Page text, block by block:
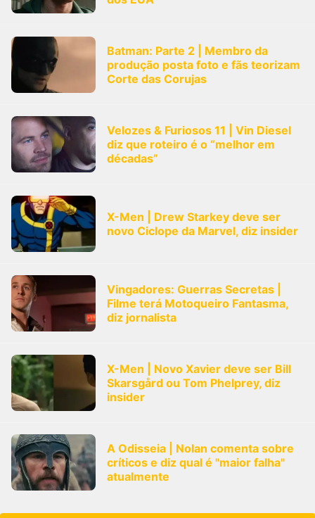
Batman: Parte 2 | Membro da
produção posta foto e fãs teorizam
Corte das Corujas
Velozes & Furiosos 11 | Vin Diesel
diz que roteiro é o “melhor em
décadas”
X-Men | Drew Starkey deve ser
novo Ciclope da Marvel, diz insider
Vingadores: Guerras Secretas |
Filme terá Motoqueiro Fantasma,
diz jornalista
X-Men | Novo Xavier deve ser Bill
Skarsgård ou Tom Phelprey, diz
insider
A Odisseia | Nolan comenta sobre
críticos e diz qual é "maior falha"
atualmente